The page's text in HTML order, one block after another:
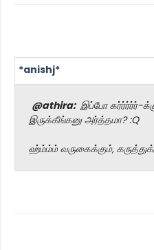
*anishj*
@athira: இப்போ கர்ர்ர்ர்ர்-
இருக்கீங்கனு அர்த்தமா? :Q
ஹ்ம்ம்ம் வருகைக்கும்,